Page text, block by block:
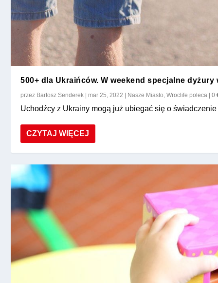
500+ dla Ukraińców. W weekend specjalne dyżury
przez Bartosz Senderek |mar 25, 2022 | Nasze Miasto ,Wroclife poleca |0
Uchodźcy z Ukrainy mogą już ubiegać się o
CZYTAJ WIĘCEJ